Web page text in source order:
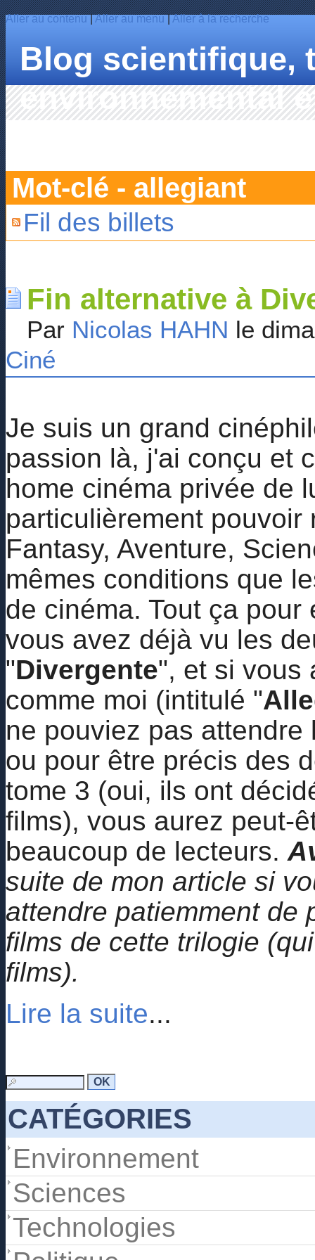
Blog scientifique,
environnemental
Aller au contenu|Aller au menu|Aller à la recherche
Mot-clé - allegiant
Fil des billets
Fin alternative à
Par Nicolas HAHN le
Ciné
Je suis un grand
passion là, j'ai conçu et
home cinéma privée de
particulièrement pouvoir
Fantasy, Aventure,
mêmes conditions que
de cinéma. Tout ça
vous avez déjà vu les
"Divergente", et si vous
comme moi (intitulé "
ne pouviez pas
ou pour être précis des
tome 3 (oui, ils ont
films), vous aurez peut-
beaucoup de lecteurs.
suite de mon article si
attendre patiemment de
films de cette trilogie
films).
Lire la suite...
CATÉGORIES
Environnement
Sciences
Technologies